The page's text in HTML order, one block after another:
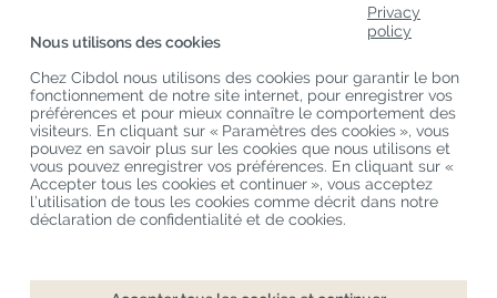
Catégories De Produits
Service Clients
Derniers Blogs
Privacy
policy
Nous utilisons des cookies
Chez Cibdol nous utilisons des cookies pour garantir le bon
fonctionnement de notre site internet, pour enregistrer vos
préférences et pour mieux connaître le comportement des
visiteurs. En cliquant sur « Paramètres des cookies », vous
pouvez en savoir plus sur les cookies que nous utilisons et
vous pouvez enregistrer vos préférences. En cliquant sur «
Accepter tous les cookies et continuer », vous acceptez
l’utilisation de tous les cookies comme décrit dans notre
déclaration de confidentialité et de cookies.
Copyright Cibdol Last updated 06-08-2026